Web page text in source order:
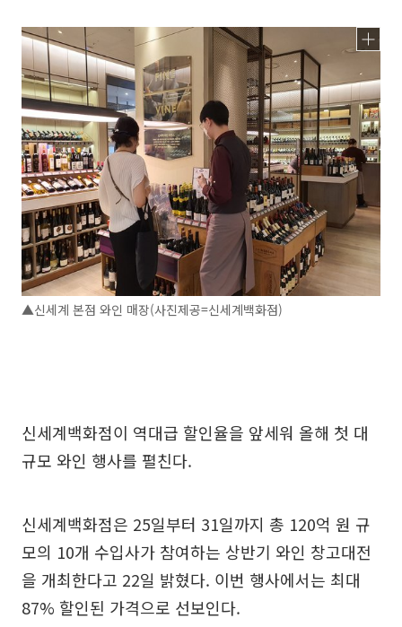
▲신세계 본점 와인 매장(사진제공=신세계백화점)
신세계백화점이 역대급 할인율을 앞세워 올해 첫 대
규모 와인 행사를 펼친다.
신세계백화점은 25일부터 31일까지 총 120억 원 규
모의 10개 수입사가 참여하는 상반기 와인 창고대전
을 개최한다고 22일 밝혔다. 이번 행사에서는 최대
87% 할인된 가격으로 선보인다.